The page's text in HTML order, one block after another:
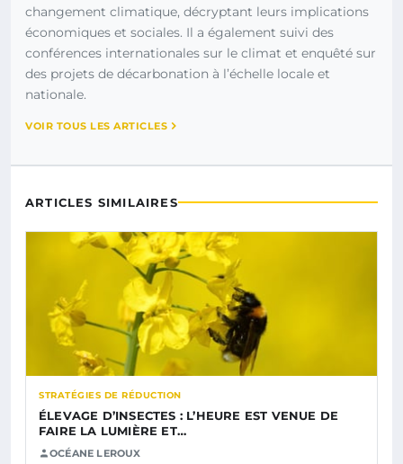
changement climatique, décryptant leurs implications
économiques et sociales. Il a également suivi des
conférences internationales sur le climat et enquêté sur
des projets de décarbonation à l’échelle locale et
nationale.
VOIR TOUS LES ARTICLES
ARTICLES SIMILAIRES
STRATÉGIES DE RÉDUCTION
ÉLEVAGE D’INSECTES : L’HEURE EST VENUE DE
FAIRE LA LUMIÈRE ET…
OCÉANE LEROUX